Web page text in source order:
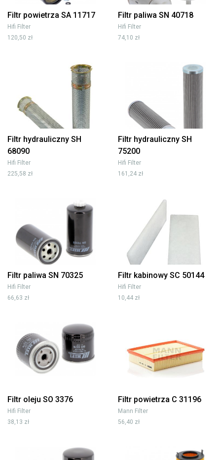
Filtr powietrza SA 11717
Hifi Filter
120,50 zł
Filtr paliwa SN 40718
Hifi Filter
74,10 zł
Filtr hydrauliczny SH
68090
Hifi Filter
225,58 zł
Filtr hydrauliczny SH
75200
Hifi Filter
161,24 zł
Filtr paliwa SN 70325
Hifi Filter
66,63 zł
Filtr kabinowy SC 50144
Hifi Filter
10,44 zł
Filtr oleju SO 3376
Hifi Filter
38,13 zł
Filtr powietrza C 31196
Mann Filter
56,40 zł